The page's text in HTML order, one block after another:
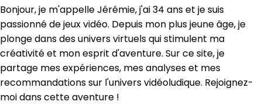
Bonjour, je m'appelle Jérémie, j'ai 34 ans et je suis
passionné de jeux vidéo. Depuis mon plus jeune âge, je
plonge dans des univers virtuels qui stimulent ma
créativité et mon esprit d'aventure. Sur ce site, je
partage mes expériences, mes analyses et mes
recommandations sur l'univers vidéoludique. Rejoignez-
moi dans cette aventure !